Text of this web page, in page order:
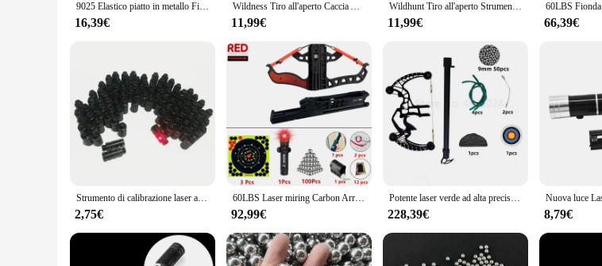
The fionda laser is not just about precision; it's also about ease of use. Its ergonomic design is tailored to fit
construction makes it easy to carry, ensuring that you can take your measurements to any location. The tool is
**Versatility and Convenience**
The fionda laser is more than just a tool; it's a versatile companion for any exterior project. It comes with all the
for both professionals and hobbyists. The laser's advanced technology allows for measurements in a variety of
landscaping. The fionda laser is a testament to the blend of functionality and convenience, making it an
9025 Elastico piatto in metallo Fionda ad alta precisione Fionda laser in acciaio inossidabile Accessori per tiro a pressione rapida all'aperto
16,39€
Wildness Tiro all'aperto Caccia Aiuti Strumento Mirini laser rossi Accessori per fionda Regolabili con supporto Mirini laser catapulta
11,99€
Wildhunt Tiro all'aperto Strumento di ausili per la caccia Mirini laser rossi Accessori per fionda Regolabili con supporto Mirini laser per catapulta
11,99€ 66,39€
Strumento di calibrazione laser a infrarossi, accessori per fionda, localizzatore laser, laser leggero, rosso, blu, mirino, 1 pezzo
2,75€
60LBS Laser miring Carbon Arrow Dual use Compound Bow Multi Strand Rubber Band Pulley Bow caccia all'aperto e tiro fionda
92,99€
Potente laser verde ad alta precisione mirato alla fionda da tiro a lungo raggio all'aperto 50 colpi da caccia in campeggio
228,39€ 8,79€